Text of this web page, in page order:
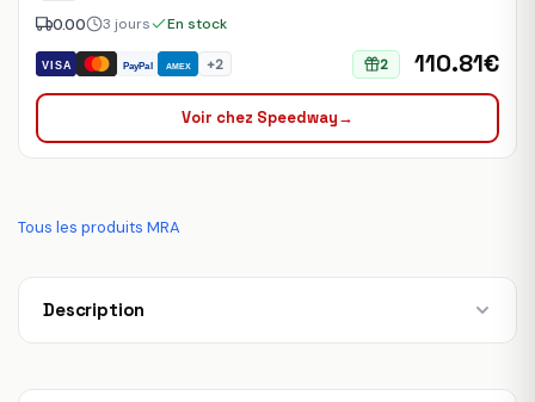
VISA PayPal AMEX +2
0.00 3 jours En stock
2 110.81€
Voir chez Speedway→
Tous les produits MRA
Description